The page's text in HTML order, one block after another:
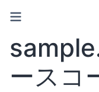
ースコ